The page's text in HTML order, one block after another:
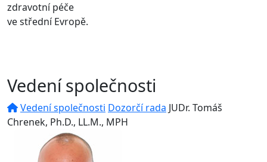
zdravotní péče
ve střední Evropě.
Vedení společnosti
Vedení společnosti Dozorčí rada JUDr. Tomáš
Chrenek, Ph.D., LL.M., MPH